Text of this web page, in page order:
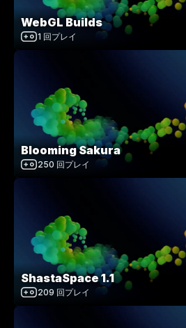
WebGL Builds
1 回プレイ
Blooming Sakura
250 回プレイ
ShastaSpace 1.1
209 回プレイ